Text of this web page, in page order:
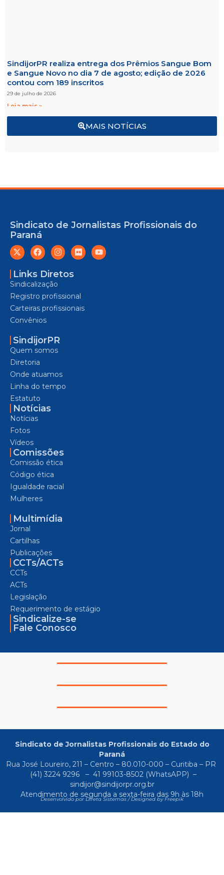
MAIS NOTÍCIAS
SindijorPR realiza entrega dos Prêmios Sangue Bom
e Sangue Novo no dia 7 de agosto; edição de 2026
contou com 189 inscritos
29 de julho de 2026
Leia mais »
Sindicato de Jornalistas Profissionais do
Paraná
Links Diretos
Sindicalização
Registro profissional
Carteiras profissionais
Convênios
SindijorPR
Quem somos
Diretoria
Onde atuamos
Linha do tempo
Estatuto
Notícias
Notícias
Fotos
Vídeos
Comissões
Comissão ética
Código ética
Igualdade racial
Mulheres
Multimídia
Jornal
Cartilhas
Publicações
CCTs/ACTs
CCTs
ACTs
Legislação
Requerimento de estágio
Sindicalize-se
Fale Conosco
Sindicato de Jornalistas Profissionais do Estado do
Paraná
Rua José Loureiro, 211 – Centro – 80.010-000 – Curitiba – PR
(41) 3224 9296
– 41 99103-8502(WhatsAPP) –
sindijor@sindijorpr.org.br
Atendimento de segunda a sexta-feira das 9h às 18h
Desenvolvido por Direta Sistemas /Designed by Freepik